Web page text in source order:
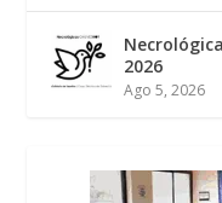
2026
Ago 5, 2026